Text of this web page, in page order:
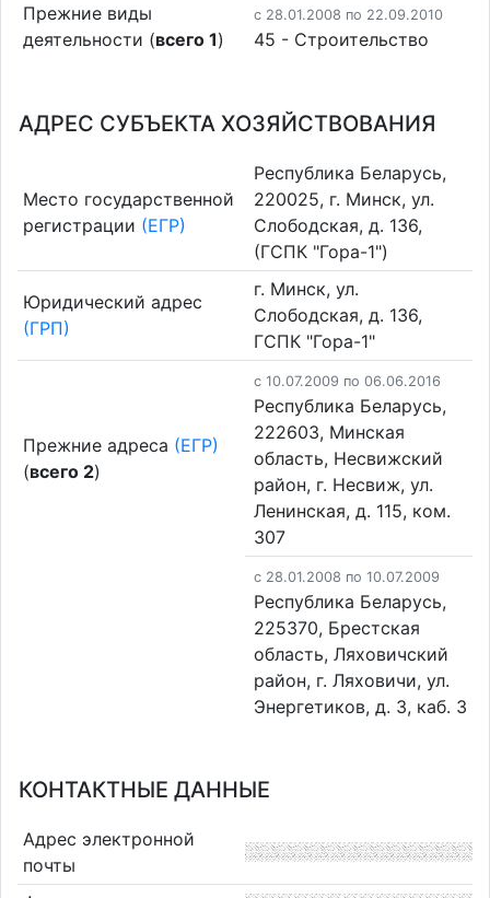
Прежние виды
деятельности (всего 1)
c 28.01.2008 по 22.09.2010
45 - Строительство
АДРЕС СУБЪЕКТА ХОЗЯЙСТВОВАНИЯ
Место государственной
регистрации (ЕГР)
Республика Беларусь,
220025, г. Минск, ул.
Слободская, д. 136,
(ГСПК "Гора-1")
Юридический адрес
(ГРП)
г. Минск, ул.
Слободская, д. 136,
ГСПК "Гора-1"
Прежние адреса (ЕГР)
(всего 2)
c 10.07.2009 по 06.06.2016
Республика Беларусь,
222603, Минская
область, Несвижский
район, г. Несвиж, ул.
Ленинская, д. 115, ком.
307
c 28.01.2008 по 10.07.2009
Республика Беларусь,
225370, Брестская
область, Ляховичский
район, г. Ляховичи, ул.
Энергетиков, д. 3, каб. 3
КОНТАКТНЫЕ ДАННЫЕ
Адрес электронной
почты